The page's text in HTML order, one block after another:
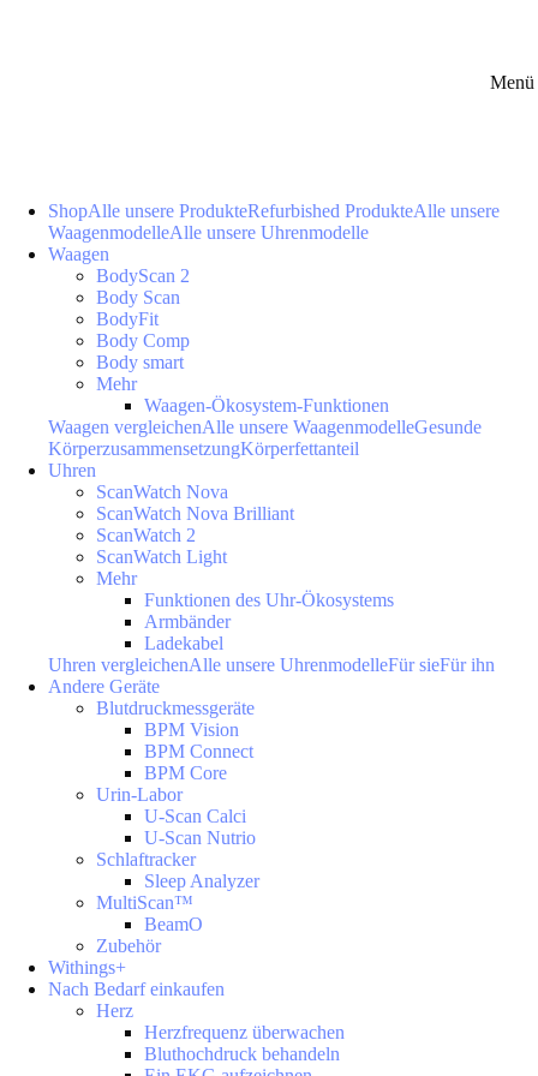
Menü
ShopAlle unsere ProdukteRefurbished ProdukteAlle unsere
WaagenmodelleAlle unsere Uhrenmodelle
Waagen
BodyScan 2
Body Scan
BodyFit
Body Comp
Body smart
Mehr
Waagen-Ökosystem-Funktionen
Waagen vergleichenAlle unsere WaagenmodelleGesunde
KörperzusammensetzungKörperfettanteil
Uhren
ScanWatch Nova
ScanWatch Nova Brilliant
ScanWatch 2
ScanWatch Light
Mehr
Funktionen des Uhr-Ökosystems
Armbänder
Ladekabel
Uhren vergleichenAlle unsere UhrenmodelleFür sieFür ihn
Andere Geräte
Blutdruckmessgeräte
BPM Vision
BPM Connect
BPM Core
Urin-Labor
U-Scan Calci
U-Scan Nutrio
Schlaftracker
Sleep Analyzer
MultiScan™
BeamO
Zubehör
Withings+
Nach Bedarf einkaufen
Herz
Herzfrequenz überwachen
Bluthochdruck behandeln